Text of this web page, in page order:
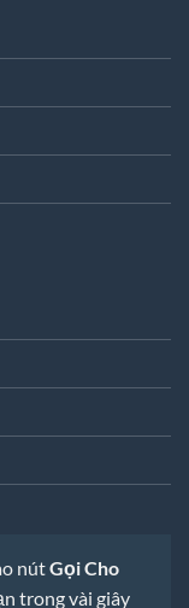
nútGọi Cho
trong vài giây